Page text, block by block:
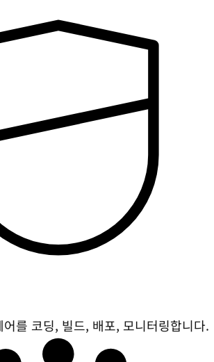
를 코딩, 빌드, 배포, 모니터링합니다.